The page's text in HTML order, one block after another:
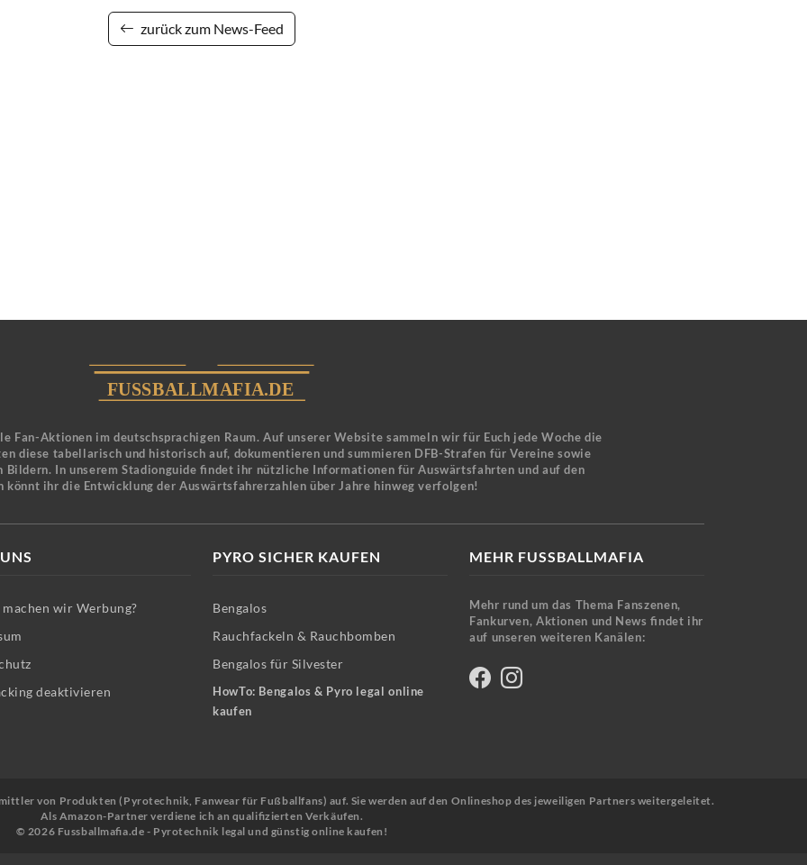
zurück zum News-Feed
Fan-Aktionen im deutschsprachigen Raum. Auf unserer Website sammeln wir für Euch jede Woche die
diese tabellarisch und historisch auf, dokumentieren und summieren DFB-Strafen für Vereine sowie
Bildern. In unserem Stadionguide findet ihr nützliche Informationen für Auswärtsfahrten und auf den
könnt ihr die Entwicklung der Auswärtsfahrerzahlen über Jahre hinweg verfolgen!
wir Werbung?
deaktivieren
PYRO SICHER KAUFEN
Bengalos
Rauchfackeln & Rauchbomben
Bengalos für Silvester
HowTo: Bengalos & Pyro legal online
kaufen
MEHR FUSSBALLMAFIA
Mehr rund um das Thema Fanszenen,
Fankurven, Aktionen und News findet ihr
auf unseren weiteren Kanälen:
von Produkten (Pyrotechnik, Fanwear für Fußballfans) auf. Sie werden auf den Onlineshop des jeweiligen Partners weitergeleitet.
Als Amazon-Partner verdiene ich an qualifizierten Verkäufen.
© 2026 Fussballmafia.de - Pyrotechnik legal und günstig online kaufen!